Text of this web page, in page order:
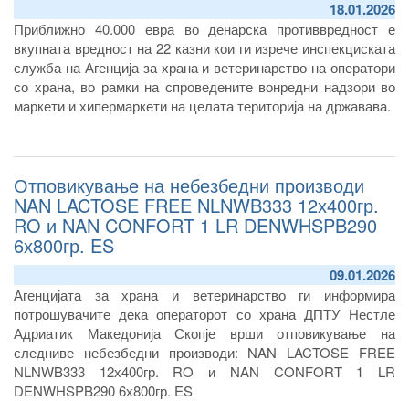
18.01.2026
Приближно 40.000 евра во денарска противвредност е
вкупната вредност на 22 казни кои ги изрече инспекциската
служба на Агенција за храна и ветеринарство на оператори
со храна, во рамки на спроведените вонредни надзори во
маркети и хипермаркети на целата територија на државава.
Отповикување на небезбедни производи
NAN LACTOSE FREE NLNWB333 12х400гр.
RO и NAN CONFORT 1 LR DENWHSPB290
6х800гр. ES
09.01.2026
Агенцијата за храна и ветеринарство ги информира
потрошувачите дека операторот со храна ДПТУ Нестле
Адриатик Македонија Скопје врши отповикување на
следниве небезбедни производи: NAN LACTOSE FREE
NLNWB333 12х400гр. RO и NAN CONFORT 1 LR
DENWHSPB290 6х800гр. ES